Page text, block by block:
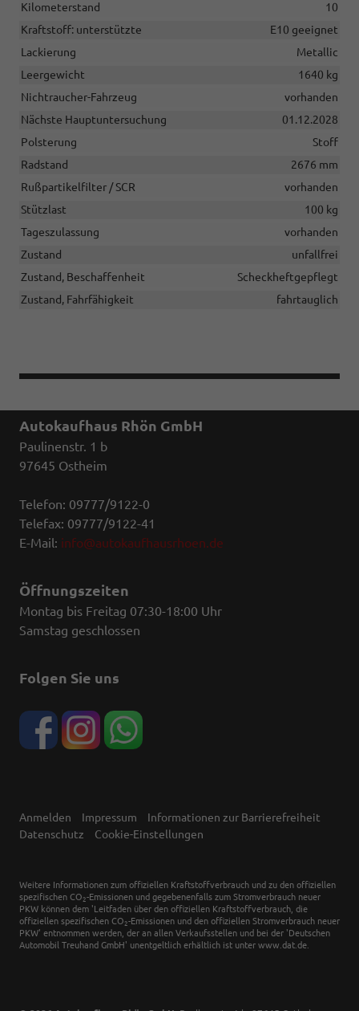
Kilometerstand
10
Kraftstoff: unterstützte
E10 geeignet
Lackierung
Metallic
Leergewicht
1640 kg
Nichtraucher-Fahrzeug
vorhanden
Nächste Hauptuntersuchung
01.12.2028
Polsterung
Stoff
Radstand
2676 mm
Rußpartikelfilter / SCR
vorhanden
Stützlast
100 kg
Tageszulassung
vorhanden
Zustand
unfallfrei
Zustand, Beschaffenheit
Scheckheftgepflegt
Zustand, Fahrfähigkeit
fahrtauglich
Autokaufhaus Rhön GmbH
Paulinenstr. 1 b
97645 Ostheim
Telefon: 09777/9122-0
Telefax: 09777/9122-41
E-Mail: info@autokaufhausrhoen.de
Öffnungszeiten
Montag bis Freitag 07:30-18:00 Uhr
Samstag geschlossen
Folgen Sie uns
Anmelden Impressum
Informationen zur Barrierefreiheit
Datenschutz
Cookie-Einstellungen
Weitere Informationen zum offiziellen Kraftstoffverbrauch und zu den offiziellen
spezifischen CO 2-Emissionen und gegebenenfalls zum Stromverbrauch neuer
PKW können dem 'Leitfaden über den offiziellen Kraftstoffverbrauch, die
offiziellen spezifischen CO 2-Emissionen und den offiziellen Stromverbrauch neuer
PKW' entnommen werden, der an allen Verkaufsstellen und bei der 'Deutschen
Automobil Treuhand GmbH' unentgeltlich erhältlich ist unter www.dat.de.